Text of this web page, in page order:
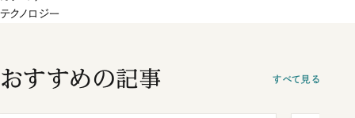
テクノロジー
おすすめの記事 すべて見る